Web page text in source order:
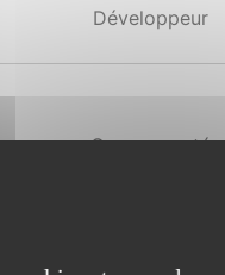
Développeur
Communauté